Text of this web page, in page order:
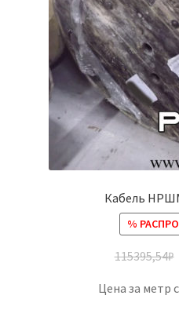
Кабель
%
115395,54₽
Цена за метр